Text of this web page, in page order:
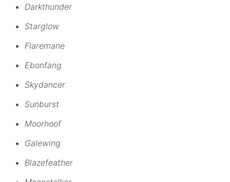
Darkthunder
Starglow
Flaremane
Ebonfang
Skydancer
Sunburst
Moorhoof
Galewing
Blazefeather